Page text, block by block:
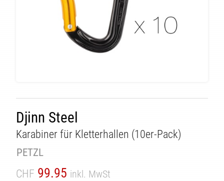
Djinn Steel
Karabiner für Kletterhallen (10er-Pack)
PETZL
CHF 99.95 inkl. MwSt